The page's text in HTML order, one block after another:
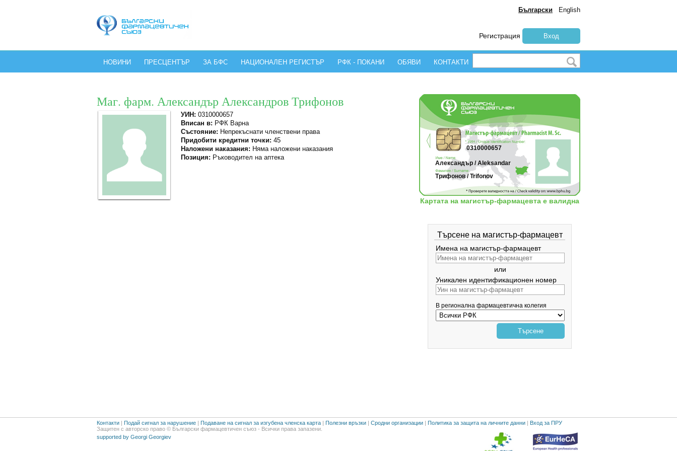
Български English
Регистрация Вход
НОВИНИ ПРЕСЦЕНТЪР ЗА БФС НАЦИОНАЛЕН РЕГИСТЪР РФК - ПОКАНИ ОБЯВИ КОНТАКТИ
Маг. фарм. Александър Александров Трифонов
УИН: 0310000657
Вписан в: РФК Варна
Състояние: Непрекъснати членствени права
Придобити кредитни точки: 45
Наложени наказания: Няма наложени наказания
Позиция: Ръководител на аптека
0310000657
Александър / Aleksandar
Трифонов / Trifonov
Картата на магистър-фармацевта е валидна
Търсене на магистър-фармацевт
Имена на магистър-фармацевт
или
Уникален идентификационен номер
В регионална фармацевтична колегия
Търсене
Контакти | Подай сигнал за нарушение | Подаване на сигнал за изгубена членска карта | Полезни връзки | Сродни организации | Политика за защита на личните данни | Вход за ПРУ
Защитен с авторско право © Български фармацевтичен съюз - Всички права запазени.
supported by Georgi Georgiev